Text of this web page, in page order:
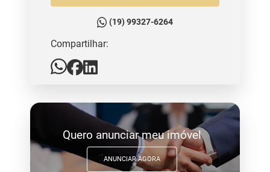
(19) 99327-6264
Compartilhar:
Quero anunciar meu imóvel
ANUNCIAR AGORA